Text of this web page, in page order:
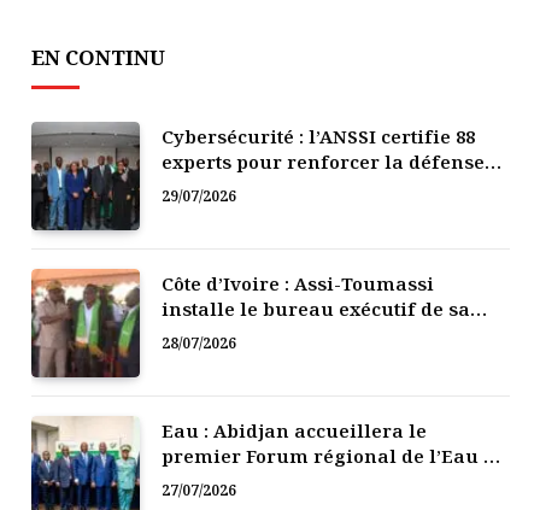
EN CONTINU
Cybersécurité : l’ANSSI certifie 88
experts pour renforcer la défense
numérique de la Côte d’Ivoire
29/07/2026
Côte d’Ivoire : Assi-Toumassi
installe le bureau exécutif de sa
mutuelle de développement
28/07/2026
Eau : Abidjan accueillera le
premier Forum régional de l’Eau de
l’Afrique de l’Ouest
27/07/2026